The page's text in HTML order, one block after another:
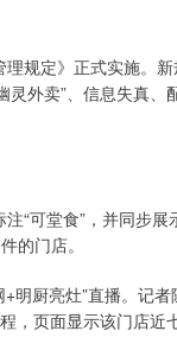
规定》正式实施。新
外卖”、信息失真、
“可堂食”，并同步展
的门店。
厨亮灶”直播。记者
，页面显示该门店近